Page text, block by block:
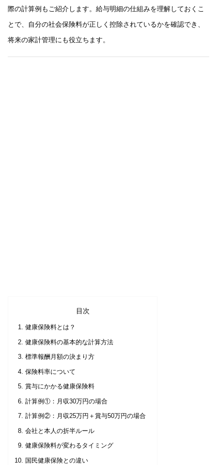
際の計算例もご紹介します。給与明細の仕組みを理解しておくこ
とで、自分の社会保険料が正しく控除されているかを確認でき、
将来の家計管理にも役立ちます。
目次
健康保険料とは？
健康保険料の基本的な計算方法
標準報酬月額の決まり方
保険料率について
賞与にかかる健康保険料
計算例①：月収30万円の場合
計算例②：月収25万円＋賞与50万円の場合
会社と本人の折半ルール
健康保険料が変わるタイミング
国民健康保険との違い